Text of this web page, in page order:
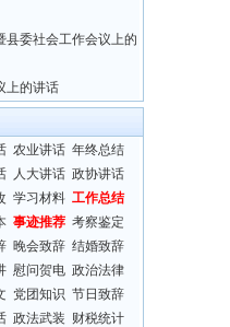
委社会工作会议上的
上的讲话
农业讲话 年终总结
人大讲话 政协讲话
学习材料 工作总结
事迹推荐 考察鉴定
晚会致辞 结婚致辞
慰问贺电 政治法律
党团知识 节日致辞
政法武装 财税统计